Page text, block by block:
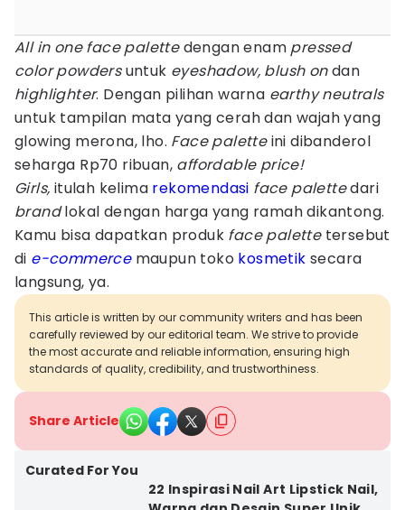
All in one face palettedengan enam pressed
color powdersuntuk eyeshadow, blush ondan
highlighter. Dengan pilihan warna earthy neutrals
untuk tampilan mata yang cerah dan wajah yang
glowing merona, lho. Face paletteini dibanderol
seharga Rp70 ribuan, affordable price!
Girls, itulah kelima rekomendasi face palettedari
brandlokal dengan harga yang ramah dikantong.
Kamu bisa dapatkan produk face palettetersebut
di e-commercemaupun toko kosmetik secara
langsung, ya.
This article is written by our community writers and has been
carefully reviewed by our editorial team. We strive to provide
the most accurate and reliable information, ensuring high
standards of quality, credibility, and trustworthiness.
Share Article
Curated For You
22 Inspirasi Nail Art Lipstick Nail,